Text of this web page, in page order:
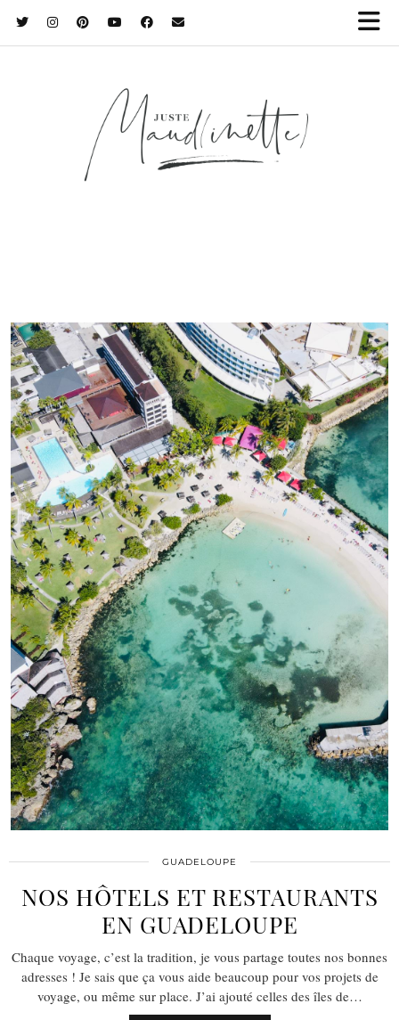
GUADELOUPE
NOS HÔTELS ET RESTAURANTS
EN GUADELOUPE
Chaque voyage, c’est la tradition, je vous partage toutes nos bonnes
adresses ! Je sais que ça vous aide beaucoup pour vos projets de
voyage, ou même sur place. J’ai ajouté celles des îles de…